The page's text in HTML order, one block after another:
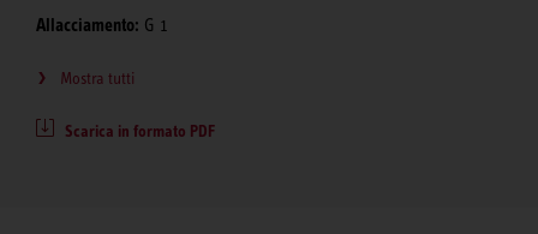
Allacciamento: G 1
Mostra tutti
Scarica in formato PDF